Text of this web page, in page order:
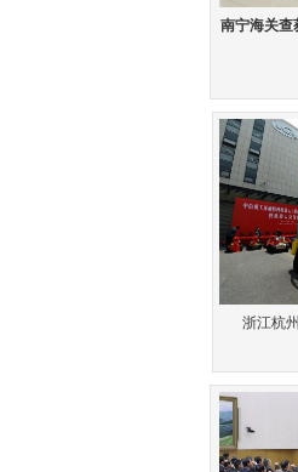
南宁海关查
浙江杭